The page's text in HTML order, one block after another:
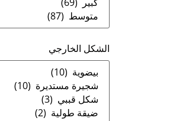
الشكل الخارجي